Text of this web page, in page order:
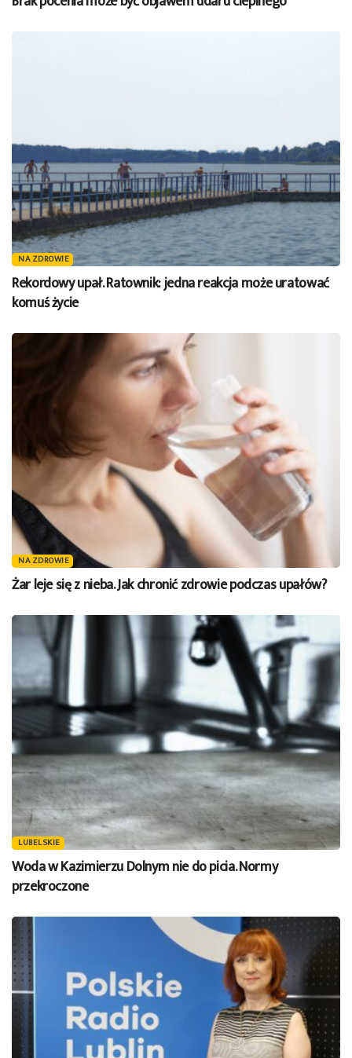
NA ZDROWIE
Rekordowy upał. Ratownik: jedna reakcja może uratować
komuś życie
NA ZDROWIE
Żar leje się z nieba. Jak chronić zdrowie podczas upałów?
LUBELSKIE
Woda w Kazimierzu Dolnym nie do picia. Normy
przekroczone